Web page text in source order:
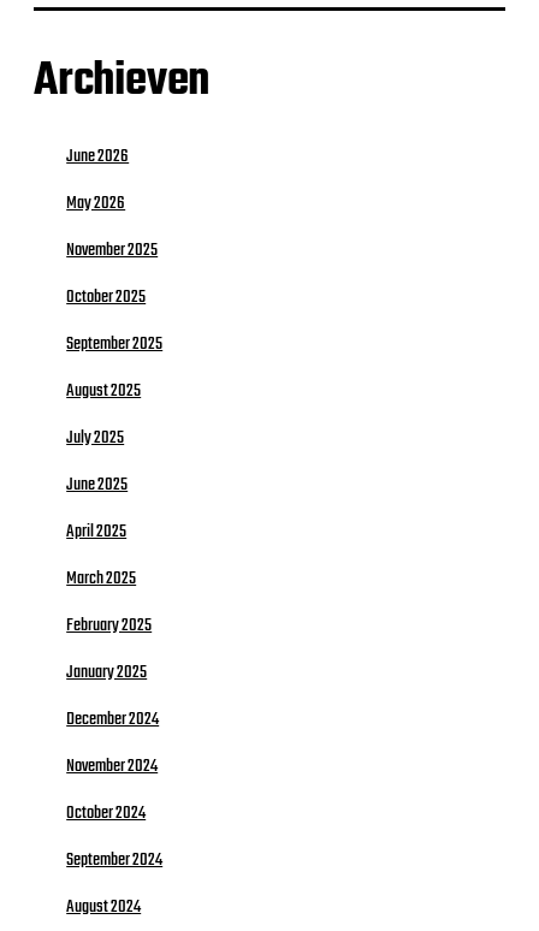
Archieven
June 2026
May 2026
November 2025
October 2025
September 2025
August 2025
July 2025
June 2025
April 2025
March 2025
February 2025
January 2025
December 2024
November 2024
October 2024
September 2024
August 2024